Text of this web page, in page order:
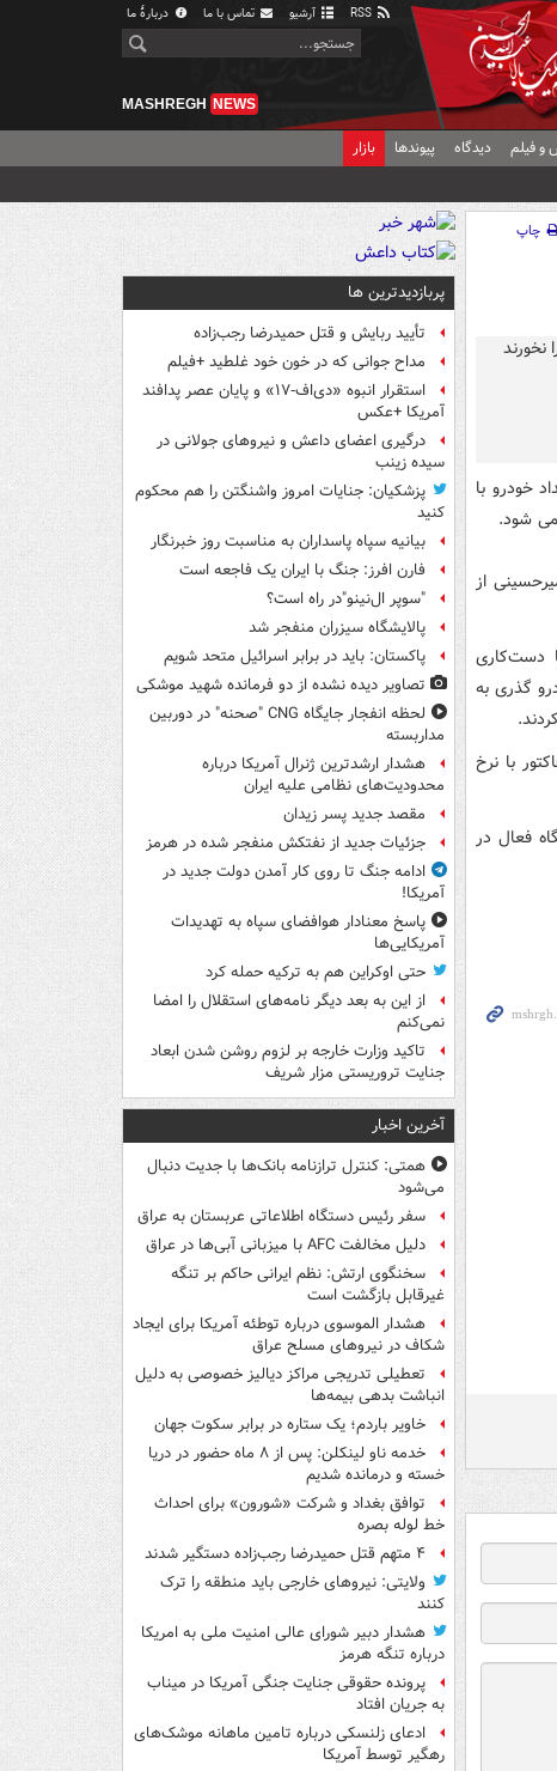
آرشیو تماس با ما دربارهٔ ما
MASHREGH NEWS
فیلم دیدگاه پیوندها بازار
چاپ
خودرو با
شود.
از
دست‌کاری
گذری به
با نرخ
از ۲۵ اسفند تا ۱۶ فروردین شروع می شود و ۹ پایگاه فعال در
پربازدیدترین ها
تأیید ربایش و قتل حمیدرضا رجب‌زاده
مداح جوانی که در خون خود غلطید +فیلم
استقرار انبوه «دی‌اف‑۱۷» و پایان عصر پدافند
آمریکا +عکس
درگیری اعضای داعش و نیروهای جولانی در
سیده زینب
پزشکیان: جنایات امروز واشنگتن را هم محکوم
کنید
بیانیه سپاه پاسداران به مناسبت روز خبرنگار
فارن افرز: جنگ با ایران یک فاجعه است
"سوپر ال‌نینو"در راه است؟
پالایشگاه سیزران منفجر شد
پاکستان: باید در برابر اسرائیل متحد شویم
تصاویر دیده‌ نشده از دو فرمانده شهید موشکی
لحظه انفجار جایگاه CNG "صحنه" در دوربین
مداربسته
هشدار ارشدترین ژنرال آمریکا درباره
محدودیت‌های نظامی علیه ایران
مقصد جدید پسر زیدان
جزئیات جدید از نفتکش منفجر شده در هرمز
ادامه جنگ تا روی کار آمدن دولت جدید در
آمریکا!
پاسخ معنادار هوافضای سپاه به تهدیدات
آمریکایی‌ها
حتی اوکراین هم به ترکیه حمله کرد
از این به بعد دیگر نامه‌های استقلال را امضا
نمی‌کنم
تاکید وزارت خارجه بر لزوم روشن شدن ابعاد
جنایت تروریستی مزار شریف
آخرین اخبار
همتی: کنترل ترازنامه بانک‌ها با جدیت دنبال
می‌شود
سفر رئیس دستگاه اطلاعاتی عربستان به عراق
دلیل مخالفت AFC با میزبانی آبی‌ها در عراق
سخنگوی ارتش: نظم ایرانی حاکم بر تنگه
غیرقابل بازگشت است
هشدار الموسوی درباره توطئه آمریکا برای ایجاد
شکاف در نیروهای مسلح عراق
تعطیلی تدریجی مراکز دیالیز خصوصی به دلیل
انباشت بدهی بیمه‌ها
خاویر باردم؛ یک ستاره در برابر سکوت جهان
خدمه ناو لینکلن: پس از ۸ ماه حضور در دریا
خسته و درمانده‌ شدیم
توافق بغداد و شرکت «شورون» برای احداث
خط لوله بصره
۴ متهم قتل حمیدرضا رجب‌زاده دستگیر شدند
ولایتی: نیروهای خارجی باید منطقه را ترک
کنند
هشدار دبیر شورای عالی امنیت ملی به امریکا
درباره تنگه هرمز
پرونده حقوقی جنایت جنگی آمریکا در میناب
به جریان افتاد
ادعای زلنسکی درباره تامین ماهانه موشک‌های
رهگیر توسط آمریکا